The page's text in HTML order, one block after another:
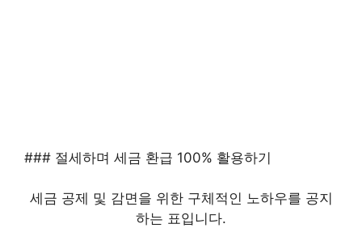
### 절세하며 세금 환급 100% 활용하기
세금 공제 및 감면을 위한 구체적인 노하우를 공지
하는 표입니다.